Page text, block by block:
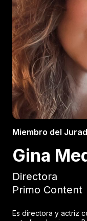
Miembro del
Gina
Directora
Primo Content
Es directora y actriz